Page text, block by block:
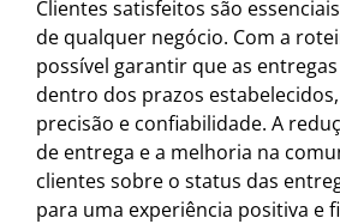
Clientes satisfeitos são
de qualquer negócio. Com a
possível garantir que as
dentro dos prazos
precisão e confiabilidade. A
de entrega e a melhoria na
clientes sobre o status das
para uma experiência positiva e